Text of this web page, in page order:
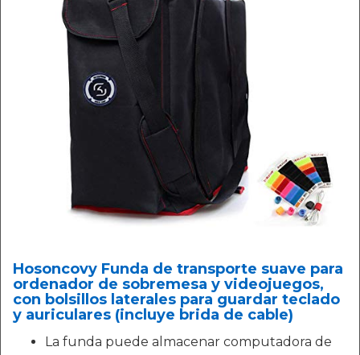
Hosoncovy Funda de transporte suave para
ordenador de sobremesa y videojuegos,
con bolsillos laterales para guardar teclado
y auriculares (incluye brida de cable)
La funda puede almacenar computadora de